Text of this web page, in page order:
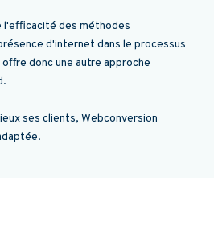
l'efficacité des méthodes
d'internet dans le processus
donc une autre approche
ses clients, Webconversion